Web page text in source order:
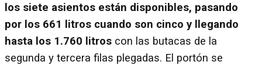
los siete asientos están disponibles, pasando
por los 661 litros cuando son cinco y llegando
hasta los 1.760 litros con las butacas de la
segunda y tercera filas plegadas. El portón se